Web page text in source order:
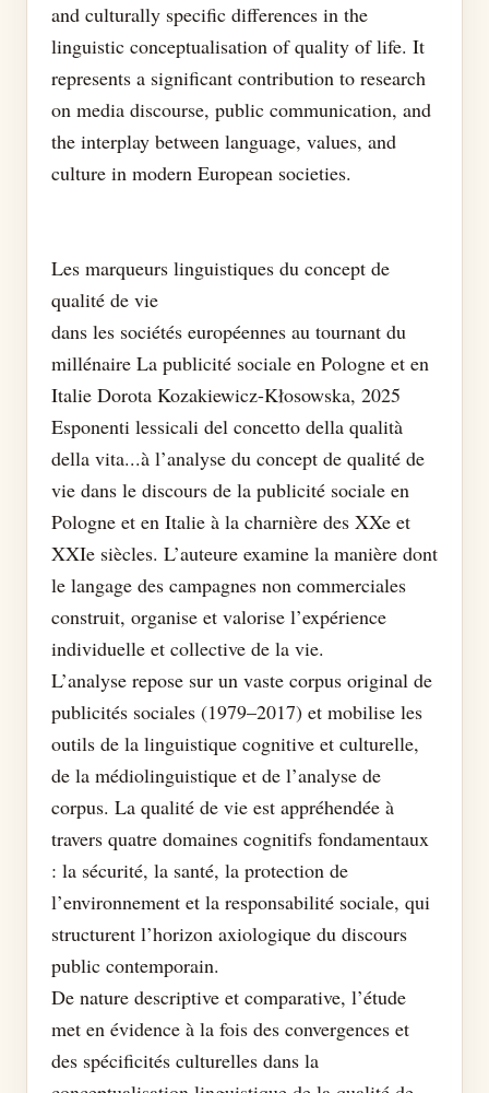
and culturally specific differences in the
linguistic conceptualisation of quality of life. It
represents a significant contribution to research
on media discourse, public communication, and
the interplay between language, values, and
culture in modern European societies.
Les marqueurs linguistiques du concept de
qualité de vie
dans les sociétés européennes au tournant du
millénaire La publicité sociale en Pologne et en
Italie Dorota Kozakiewicz-Kłosowska, 2025
Esponenti lessicali del concetto della qualità
della vita...à l’analyse du concept de qualité de
vie dans le discours de la publicité sociale en
Pologne et en Italie à la charnière des XXe et
XXIe siècles. L’auteure examine la manière dont
le langage des campagnes non commerciales
construit, organise et valorise l’expérience
individuelle et collective de la vie.
L’analyse repose sur un vaste corpus original de
publicités sociales (1979–2017) et mobilise les
outils de la linguistique cognitive et culturelle,
de la médiolinguistique et de l’analyse de
corpus. La qualité de vie est appréhendée à
travers quatre domaines cognitifs fondamentaux
: la sécurité, la santé, la protection de
l’environnement et la responsabilité sociale, qui
structurent l’horizon axiologique du discours
public contemporain.
De nature descriptive et comparative, l’étude
met en évidence à la fois des convergences et
des spécificités culturelles dans la